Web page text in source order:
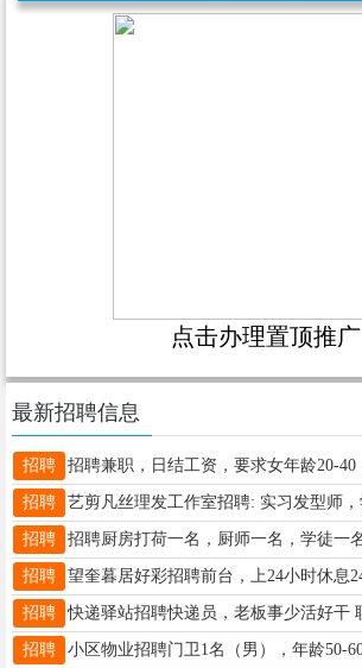
点击办理置顶推广
最新招聘信息
招聘
招聘
招聘
招聘
招聘
招聘